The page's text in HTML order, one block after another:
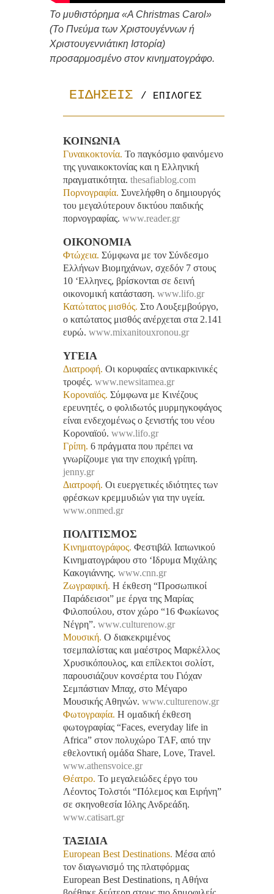
Το μυθιστόρημα «A Christmas Carol»
(Το Πνεύμα των Χριστουγέννων ή
Χριστουγεννιάτικη Ιστορία)
προσαρμοσμένο στον κινηματογράφο.
ΕΙΔΗΣΕΙΣ / ΕΠΙΛΟΓΕΣ
ΚΟΙΝΩΝΙΑ
Γυναικοκτονία. Το παγκόσμιο φαινόμενο
της γυναικοκτονίας και η Ελληνική
πραγματικότητα. thesafiablog.com
Πορνογραφία. Συνελήφθη ο δημιουργός
του μεγαλύτερουν δικτύου παιδικής
πορνογραφίας. www.reader.gr
ΟΙΚΟΝΟΜΙΑ
Φτώχεια. Σύμφωνα με τον Σύνδεσμο
Ελλήνων Βιομηχάνων, σχεδόν 7 στους
10 ‘Ελληνες, βρίσκονται σε δεινή
οικονομική κατάσταση. www.lifo.gr
Κατώτατος μισθός. Στο Λουξεμβούργο,
ο κατώτατος μισθός ανέρχεται στα 2.141
ευρώ. www.mixanitouxronou.gr
ΥΓΕΙΑ
Διατροφή. Οι κορυφαίες αντικαρκινικές
τροφές. www.newsitamea.gr
Κοροναϊός. Σύμφωνα με Κινέζους
ερευνητές, ο φολιδωτός μυρμηγκοφάγος
είναι ενδεχομένως ο ξενιστής του νέου
Κοροναϊού. www.lifo.gr
Γρίπη. 6 πράγματα που πρέπει να
γνωρίζουμε για την εποχική γρίπη.
jenny.gr
Διατροφή. Οι ευεργετικές ιδιότητες των
φρέσκων κρεμμυδιών για την υγεία.
www.onmed.gr
ΠΟΛΙΤΙΣΜΟΣ
Κινηματογράφος. Φεστιβάλ Ιαπωνικού
Κινηματογράφου στο ‘Ιδρυμα Μιχάλης
Κακογιάννης. www.cnn.gr
Ζωγραφική. Η έκθεση “Προσωπικοί
Παράδεισοι” με έργα της Μαρίας
Φιλοπούλου, στον χώρο “16 Φωκίωνος
Νέγρη”. www.culturenow.gr
Μουσική. Ο διακεκριμένος
τσεμπαλίστας και μαέστρος Μαρκέλλος
Χρυσικόπουλος, και επίλεκτοι σολίστ,
παρουσιάζουν κονσέρτα του Γιόχαν
Σεμπάστιαν Μπαχ, στο Μέγαρο
Μουσικής Αθηνών. www.culturenow.gr
Φωτογραφία. Η ομαδική έκθεση
φωτογραφίας “Faces, everyday life in
Africa” στον πολυχώρο TAF, από την
εθελοντική ομάδα Share, Love, Travel.
www.athensvoice.gr
Θέατρο. Το μεγαλειώδες έργο του
Λέοντος Τολστόι “Πόλεμος και Ειρήνη”
σε σκηνοθεσία Ιόλης Ανδρεάδη.
www.catisart.gr
ΤΑΞΙΔΙΑ
European Best Destinations. Μέσα από
τον διαγωνισμό της πλατφόρμας
European Best Destinations, η Αθήνα